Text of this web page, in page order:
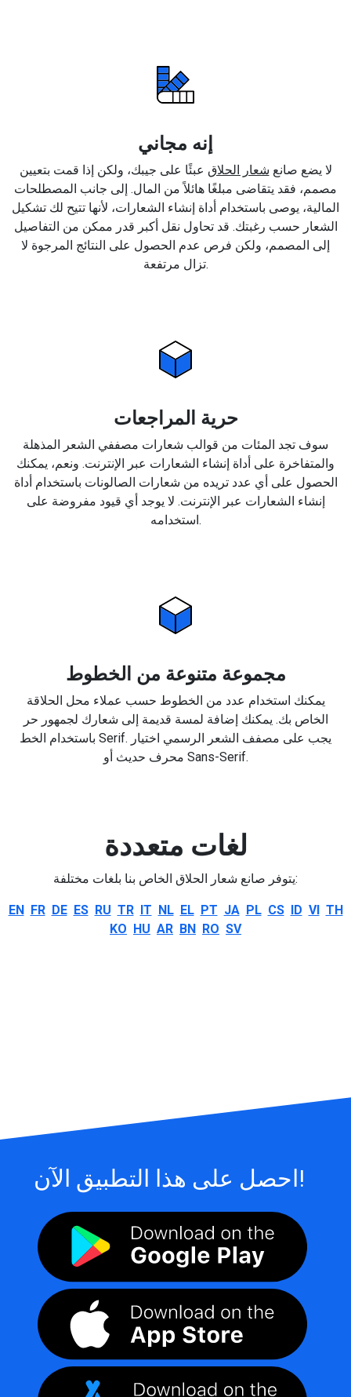
إنه مجاني
لا يضع صانع شعار الحلاق عبئًا على جيبك، ولكن إذا قمت بتعيين
مصمم، فقد يتقاضى مبلغًا هائلاً من المال. إلى جانب المصطلحات
المالية، يوصى باستخدام أداة إنشاء الشعارات، لأنها تتيح لك تشكيل
الشعار حسب رغبتك. قد تحاول نقل أكبر قدر ممكن من التفاصيل
إلى المصمم، ولكن فرص عدم الحصول على النتائج المرجوة لا
تزال مرتفعة.
حرية المراجعات
سوف تجد المئات من قوالب شعارات مصففي الشعر المذهلة
والمتفاخرة على أداة إنشاء الشعارات عبر الإنترنت. ونعم، يمكنك
الحصول على أي عدد تريده من شعارات الصالونات باستخدام أداة
إنشاء الشعارات عبر الإنترنت. لا يوجد أي قيود مفروضة على
استخدامه.
مجموعة متنوعة من الخطوط
يمكنك استخدام عدد من الخطوط حسب عملاء محل الحلاقة
الخاص بك. يمكنك إضافة لمسة قديمة إلى شعارك لجمهور حر
باستخدام الخط Serif. يجب على مصفف الشعر الرسمي اختيار
محرف حديث أو Sans-Serif.
لغات متعددة
يتوفر صانع شعار الحلاق الخاص بنا بلغات مختلفة:
EN FR DE ES RU TR IT NL EL PT JA PL CS ID VI TH
KO HU AR BN RO SV
احصل على هذا التطبيق الآن!